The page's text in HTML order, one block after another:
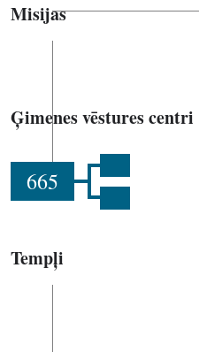
Misijas
Ģimenes vēstures centri
665
Tempļi